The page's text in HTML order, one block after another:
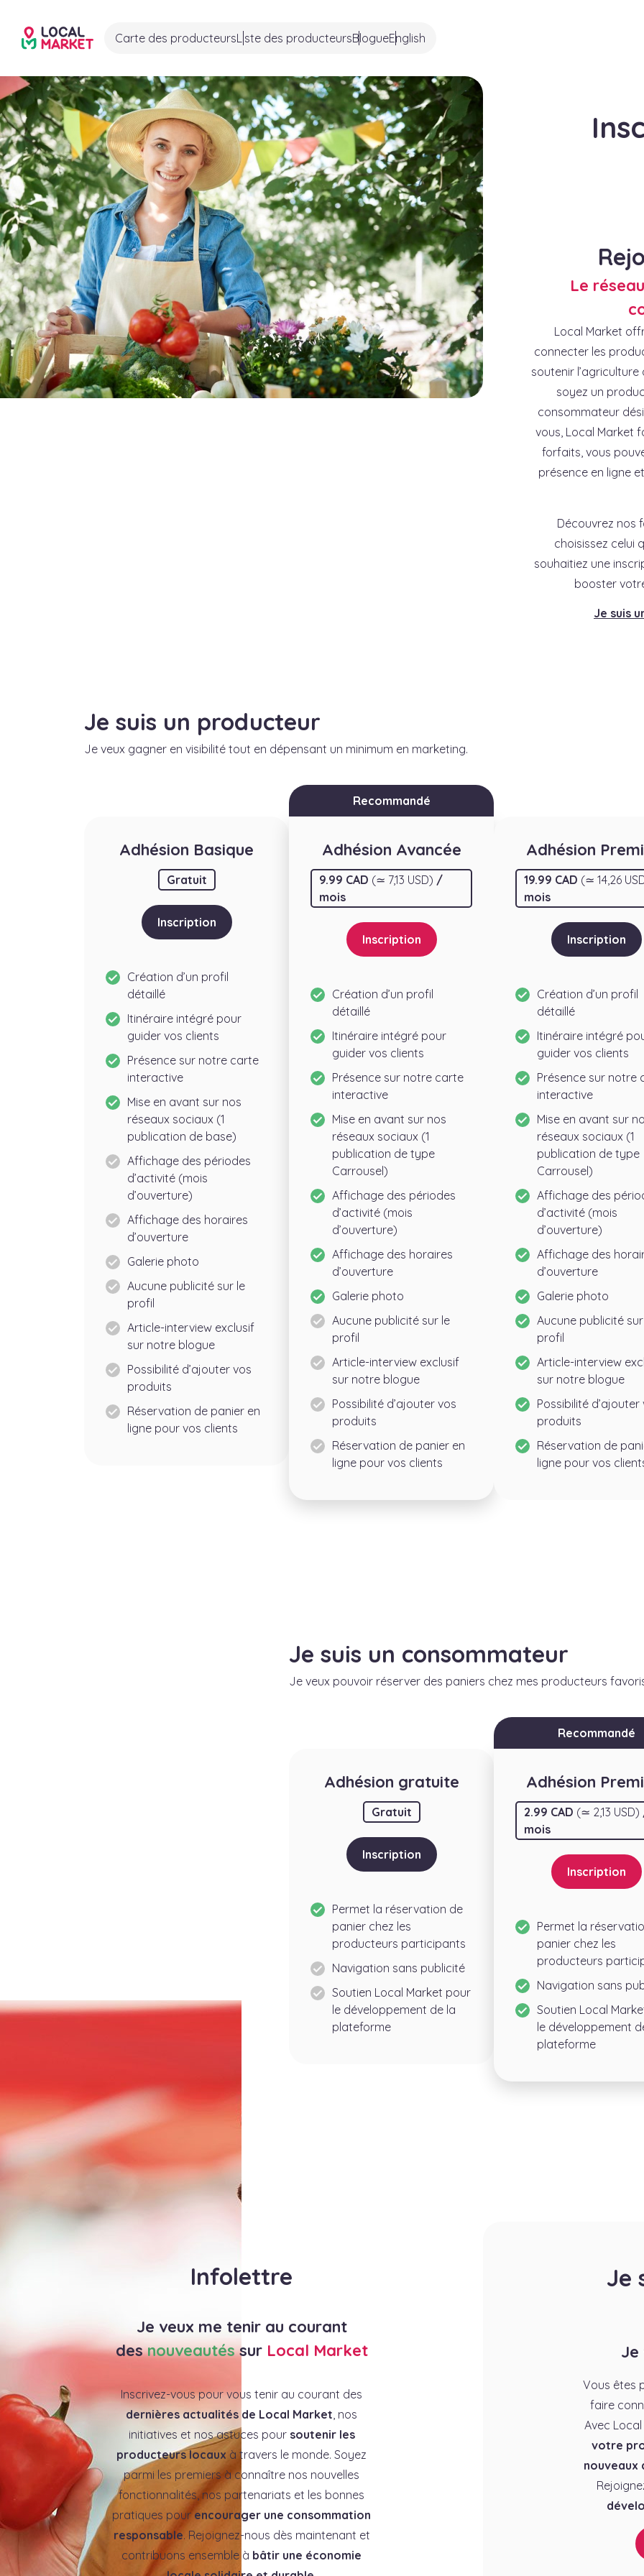
Carte des producteursListe des producteursBlogueEnglish
Le
Local Market
connecter les
soutenir
soyez un
consommateur
vous, Local Market
forfaits, vous
présence en ligne
Découvrez nos
choisissez celui
souhaitiez une
booster
Je suis
Je suis un producteur
Je veux gagner en visibilité tout en dépensant un minimum en marketing.
Adhésion Basique
Gratuit
Inscription
Création d’un profil
détaillé
Itinéraire intégré pour
guider vos clients
Présence sur notre carte
interactive
Mise en avant sur nos
réseaux sociaux (1
publication de base)
Affichage des périodes
d’activité (mois
d’ouverture)
Affichage des horaires
d’ouverture
Galerie photo
Aucune publicité sur le
profil
Article-interview exclusif
sur notre blogue
Possibilité d’ajouter vos
produits
Réservation de panier en
ligne pour vos clients
Recommandé
Adhésion Avancée
9.99 CAD (≃ 7,13 USD) /
mois
Inscription
Création d’un profil
détaillé
Itinéraire intégré pour
guider vos clients
Présence sur notre carte
interactive
Mise en avant sur nos
réseaux sociaux (1
publication de type
Carrousel)
Affichage des périodes
d’activité (mois
d’ouverture)
Affichage des horaires
d’ouverture
Galerie photo
Aucune publicité sur le
profil
Article-interview exclusif
sur notre blogue
Possibilité d’ajouter vos
produits
Réservation de panier en
ligne pour vos clients
Adhésion
19.99 CAD (≃ 14,26
mois
Inscription
Création d’un profil
détaillé
Itinéraire intégré
guider vos clients
Présence sur notre
interactive
Mise en avant sur
réseaux sociaux (1
publication de type
Carrousel)
Affichage des
d’activité (mois
d’ouverture)
Affichage des
d’ouverture
Galerie photo
Aucune publicité
profil
Article-interview
sur notre blogue
Possibilité d’ajouter
produits
Réservation de
ligne pour vos
Je suis un consommateur
Je veux pouvoir réserver des paniers chez mes producteurs
Adhésion gratuite
Gratuit
Inscription
Permet la réservation de
panier chez les
producteurs participants
Navigation sans publicité
Soutien Local Market pour
le développement de la
plateforme
Recommandé
Adhésion
2.99 CAD (≃ 2,13 USD)
mois
Inscription
Permet la
panier chez les
producteurs
Navigation sans
Soutien Local
le développement
plateforme
Infolettre
Je veux me tenir au courant
desnouveautéssur Local Market
Inscrivez-vous pour vous tenir au courant des
dernières actualités de Local Market , nos
initiatives et nos astuces pour soutenir les
producteurs locaux à travers le monde. Soyez
parmi les premiers à connaître nos nouvelles
fonctionnalités, nos partenariats et les bonnes
pratiques pourencourager une consommation
responsable. Rejoignez-nous dès maintenant et
contribuons ensemble à bâtir une économie
Je
Je
Vous êtes
faire
Avec
votre
nouveaux